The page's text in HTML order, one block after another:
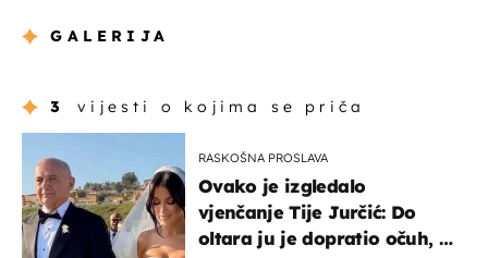
GALERIJA
3 vijesti o kojima se priča
RASKOŠNA PROSLAVA
Ovako je izgledalo
vjenčanje Tije Jurčić: Do
oltara ju je dopratio očuh, a